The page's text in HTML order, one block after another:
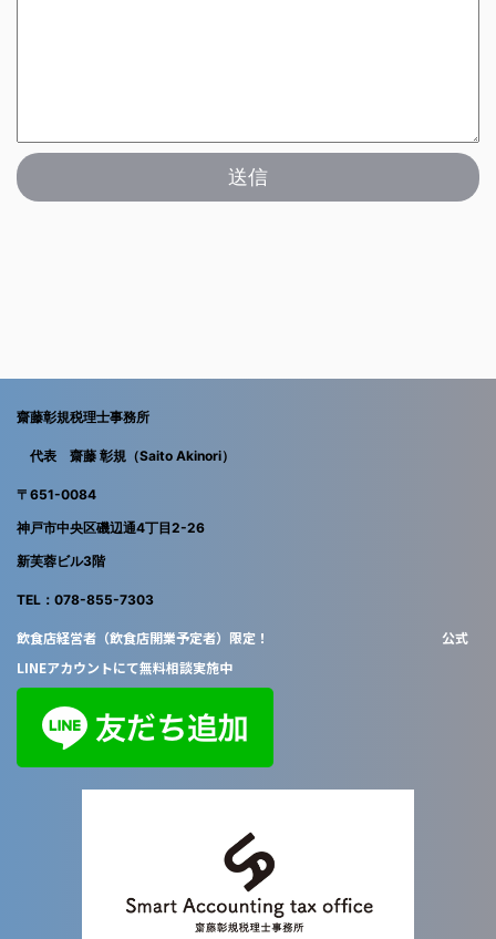
齋藤彰規税理士事務所
代表 齋藤 彰規（Saito Akinori）
〒651-0084
神戸市中央区磯辺通4丁目2-26
新芙蓉ビル3階
TEL：078-855-7303
飲食店経営者（飲食店開業予定者）限定！ 公式
LINEアカウントにて無料相談実施中